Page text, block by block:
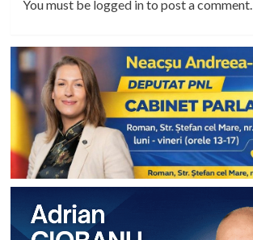
You must be logged into post a comment.